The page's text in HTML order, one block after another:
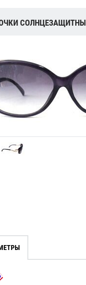
СОЛНЦЕЗАЩИТНЫЕ